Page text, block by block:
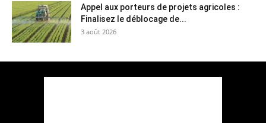
Appel aux porteurs de projets agricoles :
Finalisez le déblocage de...
3 août 2026